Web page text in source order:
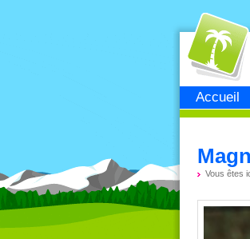
Accueil
Fou de
Vous êtes